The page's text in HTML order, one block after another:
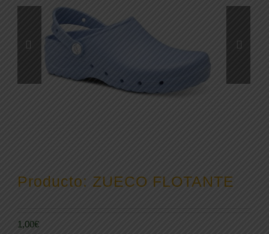
Producto: ZUECO FLOTANTE
1,00€